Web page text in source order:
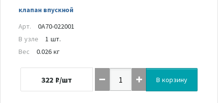
клапан впускной
Арт.
0A70-022001
В узле
1 шт.
Вес
0.026 кг
322 ₽/шт В корзину